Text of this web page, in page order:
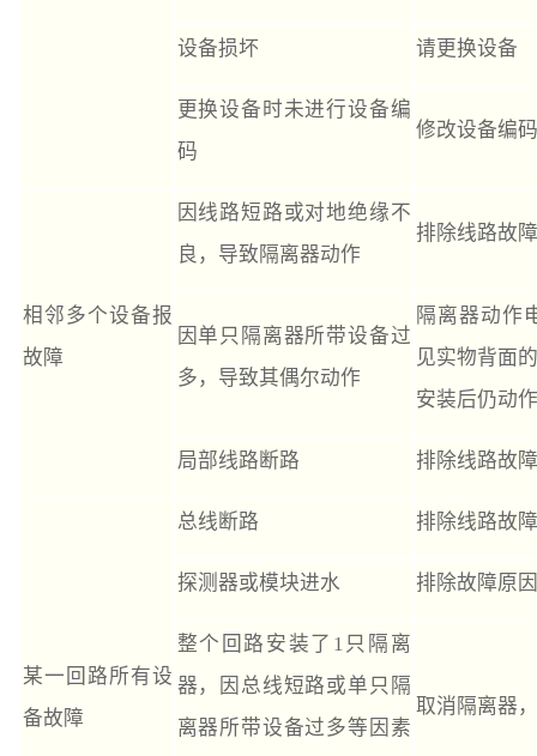
设备损坏 请更换设备
更换设备时未进行设备编
码
修改设备编
相邻多个设备报
故障
因线路短路或对地绝缘不
良，导致隔离器动作
排除线路故
因单只隔离器所带设备过
多，导致其偶尔动作
隔离器动作
见实物背面
安装后仍动
局部线路断路 排除线路故障
某一回路所有设
备故障
总线断路 排除线路故障
探测器或模块进水 排除故障原因
整个回路安装了1只隔离
器，因总线短路或单只隔
离器所带设备过多等因素
取消隔离器